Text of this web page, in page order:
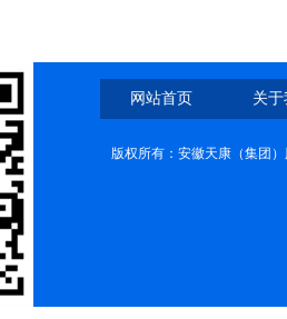
网站首页 关
版权所有：安徽天康（集团